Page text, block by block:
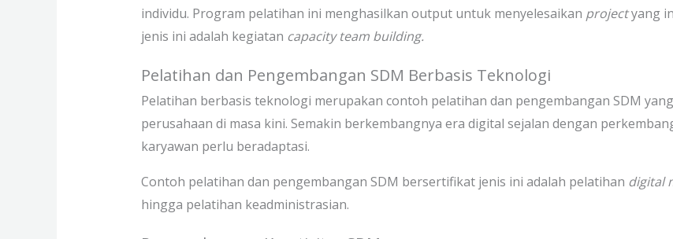
individu. Program pelatihan ini menghasilkan output untuk menyelesaikan projectyang
jenis ini adalah kegiatan capacity team building.
Pelatihan dan Pengembangan SDM Berbasis Teknologi
Pelatihan berbasis teknologi merupakan contoh pelatihan dan pengembangan SDM
perusahaan di masa kini. Semakin berkembangnya era digital sejalan dengan
karyawan perlu beradaptasi.
Contoh pelatihan dan pengembangan SDM bersertifikat jenis ini adalah pelatihan digital
hingga pelatihan keadministrasian.